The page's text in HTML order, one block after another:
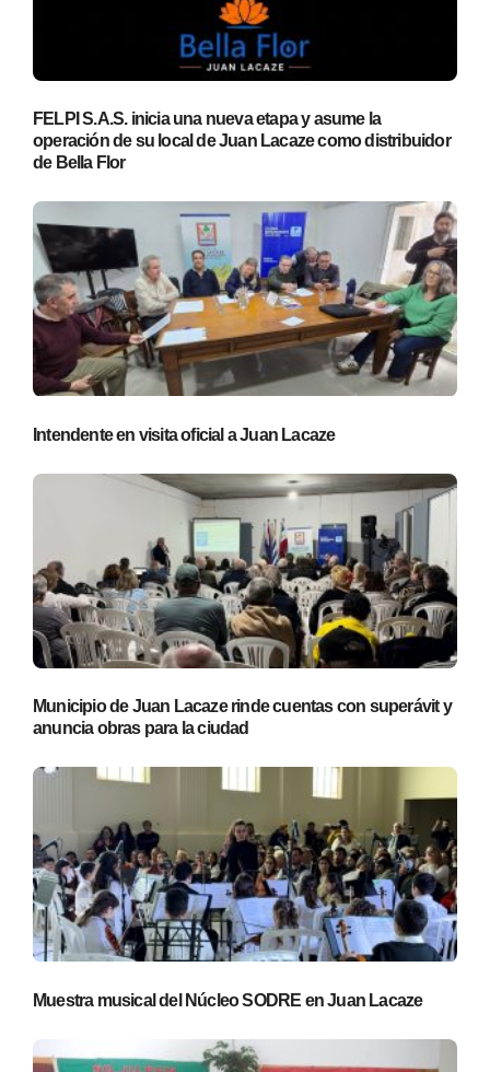
FELPI S.A.S. inicia una nueva etapa y asume la
operación de su local de Juan Lacaze como distribuidor
de Bella Flor
Intendente en visita oficial a Juan Lacaze
Municipio de Juan Lacaze rinde cuentas con superávit y
anuncia obras para la ciudad
Muestra musical del Núcleo SODRE en Juan Lacaze